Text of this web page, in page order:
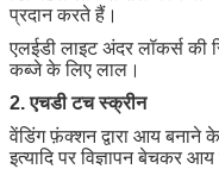
प्रदान करते हैं।
एलईडी लाइट अंदर लॉकर्स की
कब्जे के लिए लाल।
2. एचडी टच स्क्रीन
वेंडिंग फ़ंक्शन द्वारा आय बनाने
इत्यादि पर विज्ञापन बेचकर